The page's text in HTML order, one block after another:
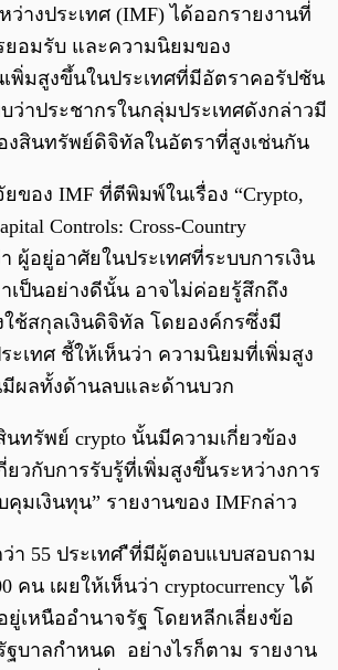
ว่างประเทศ (IMF) ได้ออกรายงานที่
ยอมรับ และความนิยมของ
พิ่มสูงขึ้นในประเทศที่มีอัตราคอรัปชัน
ว่าประชากรในกลุ่มประเทศดังกล่าวมี
งสินทรัพย์ดิจิทัลในอัตราที่สูงเช่นกัน
ของ IMF ที่ตีพิมพ์ในเรื่อง “Crypto,
Controls: Cross-Country
า ผู้อยู่อาศัยในประเทศที่ระบบการเงิน
ป็นอย่างดีนั้น อาจไม่ค่อยรู้สึกถึง
ช้สกุลเงินดิจิทัล โดยองค์กรซึ่งมี
ะเทศ ชี้ให้เห็นว่า ความนิยมที่เพิ่มสูง
ผลทั้งด้านลบและด้านบวก
นทรัพย์ crypto นั้นมีความเกี่ยวข้อง
วกับการรับรู้ที่เพิ่มสูงขึ้นระหว่างการ
มเงินทุน” รายงานของ IMFกล่าว
า 55 ประเทศ ืที่มีผู้ตอบแบบสอบถาม
คน เผยให้เห็นว่า cryptocurrency ได้
เหนืออำนาจรัฐ โดยหลีกเลี่ยงข้อ
ฐบาลกำหนด อย่างไรก็ตาม รายงาน